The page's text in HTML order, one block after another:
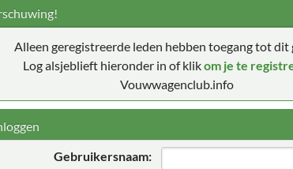
Alleen geregistreerde leden hebben toegang tot dit
Log alsjeblieft hieronder in of klikom je te
Vouwwagenclub.info
Gebruikersnaam: